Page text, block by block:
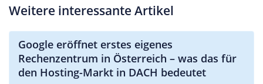
Weitere interessante Artikel
Google eröffnet erstes eigenes
Rechenzentrum in Österreich – was das für
den Hosting-Markt in DACH bedeutet